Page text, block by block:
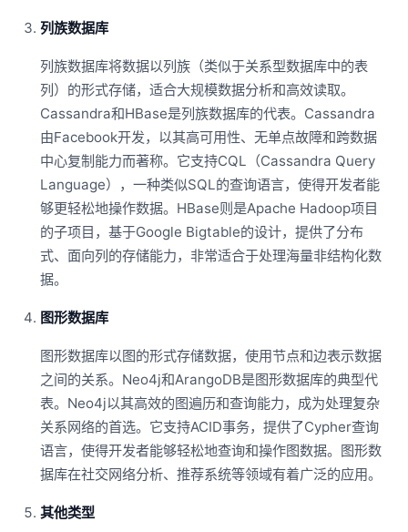
列族数据库
列族数据库将数据以列族（类似于关系型数据库中的表
列）的形式存储，适合大规模数据分析和高效读取。
Cassandra和HBase是列族数据库的代表。Cassandra
由Facebook开发，以其高可用性、无单点故障和跨数据
中心复制能力而著称。它支持CQL（Cassandra Query
Language），一种类似SQL的查询语言，使得开发者能
够更轻松地操作数据。HBase则是Apache Hadoop项目
的子项目，基于Google Bigtable的设计，提供了分布
式、面向列的存储能力，非常适合于处理海量非结构化数
据。
图形数据库
图形数据库以图的形式存储数据，使用节点和边表示数据
之间的关系。Neo4j和ArangoDB是图形数据库的典型代
表。Neo4j以其高效的图遍历和查询能力，成为处理复杂
关系网络的首选。它支持ACID事务，提供了Cypher查询
语言，使得开发者能够轻松地查询和操作图数据。图形数
据库在社交网络分析、推荐系统等领域有着广泛的应用。
其他类型